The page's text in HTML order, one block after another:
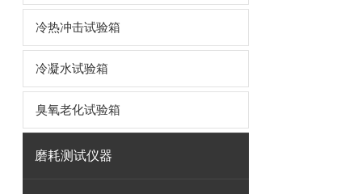
冷热冲击试验箱
冷凝水试验箱
臭氧老化试验箱
磨耗测试仪器